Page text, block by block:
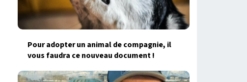
Pour adopter un animal de compagnie, il
vous faudra ce nouveau document !